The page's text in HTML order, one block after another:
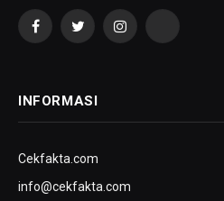
FacebookTwitterInstagramYouTube
INFORMASI
Cekfakta.com
info@cekfakta.com